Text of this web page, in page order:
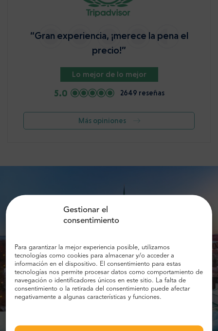
Gestionar el
consentimiento
Para garantizar la mejor experiencia posible, utilizamos
tecnologías como cookies para almacenar y/o acceder a
información en el dispositivo. El consentimiento para estas
tecnologías nos permite procesar datos como comportamiento de
navegación o identificadores únicos en este sitio. La falta de
consentimiento o la retirada del consentimiento puede afectar
negativamente a algunas características y funciones.
“Gran experiencia, ¡merece la pena el
precio!”
Lo mejor de lo mejor
5.0 2649 reseñas
Más opiniones